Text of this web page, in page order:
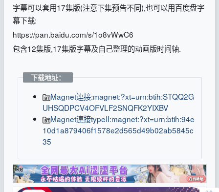
字幕可以套用17集版(注意下集预告不同),也可以用百度盘字
幕下载:
https://pan.baidu.com/s/1o8vWwC6
包含12集版,17集版字幕及自己整理的动画版时间轴.
下载地址：
Magnet連接:magnet:?xt=urn:btih:STQQ2G
UHSQDPCV4OFVLF2SNQFK2YIXBV
Magnet連接typeII:magnet:?xt=urn:btih:94e
10d1a879406f1578e2d565d49b02ab5845c
35